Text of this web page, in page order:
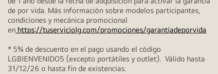
de por vida. Más información sobre modelos participantes,
condiciones y mecánica promocional
en https://tuserviciolg.com/promociones/garantiadeporvida
* 5% de descuento en el pago usando el código
LGBIENVENIDO5 (excepto portátiles y outlet). Válido hasta
31/12/26 o hasta fin de existencias.